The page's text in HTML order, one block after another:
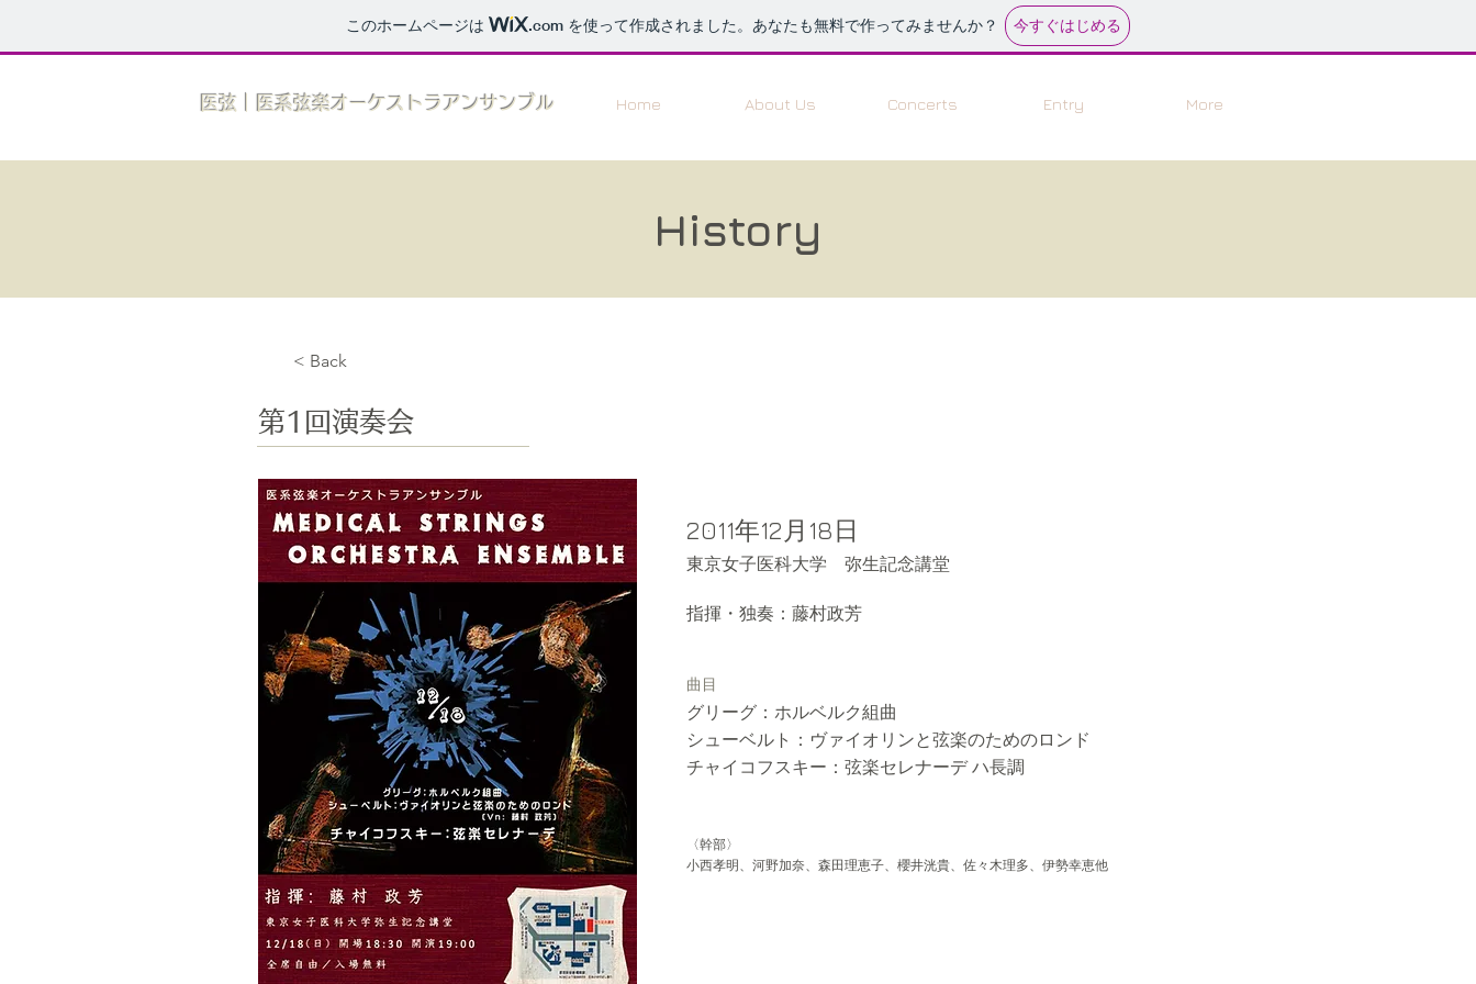
このホームページは .com を使って作成されました。あなたも無料で作ってみませんか？ 今すぐはじめる
​医弦｜医系弦楽オーケストラアンサンブル Home About Us Concerts Entry More
History
< Back
第1回演奏会
2011年12月18日
東京女子医科大学 弥生記念講堂
指揮・独奏：藤村政芳
曲目
グリーグ：ホルベルク組曲
シューベルト：ヴァイオリンと弦楽のためのロンド
チャイコフスキー：弦楽セレナーデ ハ長調
​〈幹部〉
小西孝明、河野加奈、森田理恵子、櫻井洸貴、佐々木理多、伊勢幸恵他